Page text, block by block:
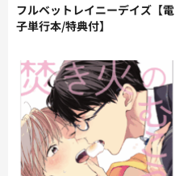
フルベットレイニーデイズ【電
子単行本/特典付】